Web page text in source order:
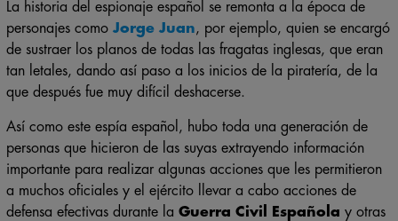
La historia del espionaje español se remonta a la época de
personajes comoJorge Juan , por ejemplo, quien se encargó
de sustraer los planos de todas las fragatas inglesas, que eran
tan letales, dando así paso a los inicios de la piratería, de la
Así como este espía español, hubo toda una generación de
personas que hicieron de las suyas extrayendo información
importante para realizar algunas acciones que les permitieron
a muchos oficiales y el ejército llevar a cabo acciones de